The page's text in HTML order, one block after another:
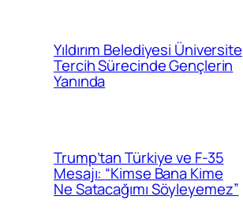
Yıldırım Belediyesi Üniversite
Tercih Sürecinde Gençlerin
Yanında
Trump’tan Türkiye ve F-35
Mesajı: “Kimse Bana Kime
Ne Satacağımı Söyleyemez”